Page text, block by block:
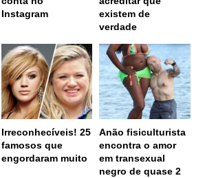
Instagram
existem de
verdade
Irreconhecíveis! 25
famosos que
engordaram muito
Anão fisiculturista
encontra o amor
em transexual
negro de quase 2